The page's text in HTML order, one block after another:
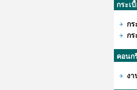
กระเ
กร
กร
คอนก
ง